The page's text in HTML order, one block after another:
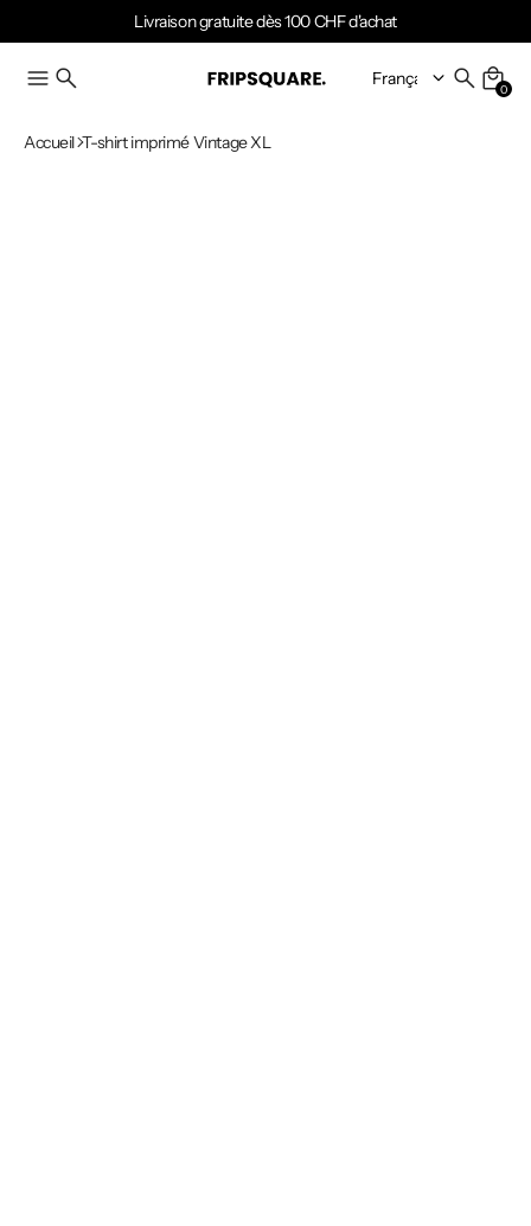
Livraison gratuite dès 100 CHF d'achat
0
Accueil T-shirt imprimé Vintage XL